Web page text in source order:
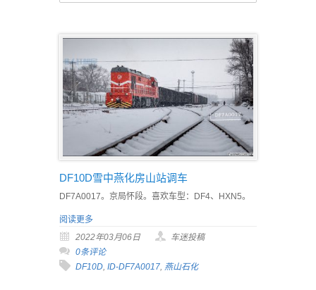
DF10D雪中燕化房山站调车
DF7A0017。京局怀段。喜欢车型：DF4、HXN5。
阅读更多
2022年03月06日
车迷投稿
0条评论
DF10D, ID-DF7A0017, 燕山石化